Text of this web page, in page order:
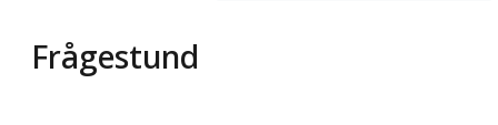
Frågestund